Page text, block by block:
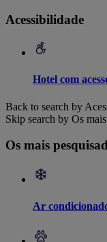
Acessibilidade
Hotel com
Back to search by
Skip search by Os
Os mais
Ar